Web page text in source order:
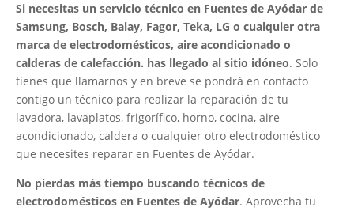
Si necesitas un servicio técnico en Fuentes de Ayódar de
Samsung, Bosch, Balay, Fagor, Teka, LG o cualquier otra
marca de electrodomésticos, aire acondicionado o
calderas de calefacción. has llegado al sitio idóneo. Solo
tienes que llamarnos y en breve se pondrá en contacto
contigo un técnico para realizar la reparación de tu
lavadora, lavaplatos, frigorífico, horno, cocina, aire
acondicionado, caldera o cualquier otro electrodoméstico
que necesites reparar en Fuentes de Ayódar.
No pierdas más tiempo buscando técnicos de
electrodomésticos en Fuentes de Ayódar. Aprovecha tu